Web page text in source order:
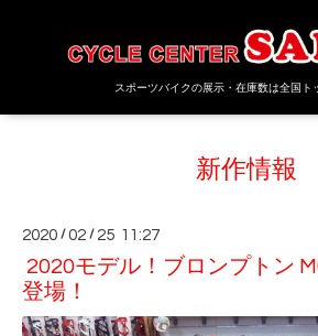
スポーツバイクの展示・在庫数は全国ト
新作情報
2020 /02 / 25 11:27
2020モデル！ブロンプトン
登場！